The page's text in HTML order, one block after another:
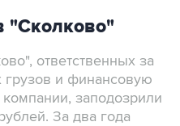
"Сколково"
ответственных за
и финансовую
заподозрили
За два года